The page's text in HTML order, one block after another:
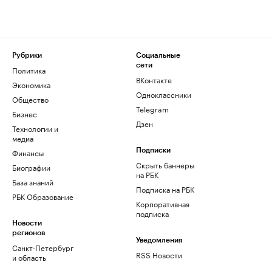
Рубрики
Политика
Экономика
Общество
Бизнес
Технологии и
медиа
Финансы
Биографии
База знаний
РБК Образование
Новости
регионов
Санкт-Петербург
и область
Социальные
сети
ВКонтакте
Одноклассники
Telegram
Дзен
Подписки
Скрыть баннеры
на РБК
Подписка на РБК
Корпоративная
подписка
Уведомления
RSS Новости